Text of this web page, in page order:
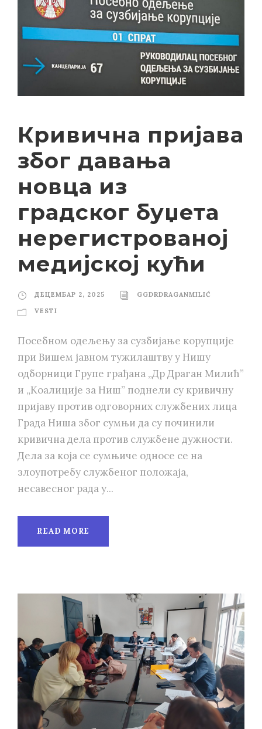
Кривична пријава
због давања
новца из
градског буџета
нерегистрованој
медијској кући
ДЕЦЕМБАР 2, 2025
GGDRDRAGANMILIĆ
VESTI
Посебном одељењу за сузбијање корупције
при Вишем јавном тужилаштву у Нишу
одборници Групе грађана „Др Драган Милић”
и „Коалиције за Ниш” поднели су кривичну
пријаву против одговорних службених лица
Града Ниша због сумњи да су починили
кривична дела против службене дужности.
Дела за која се сумњиче односе се на
злоупотребу службеног положаја,
несавесног рада у...
READ MORE